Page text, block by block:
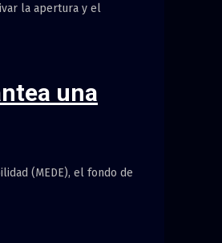
la apertura y el
una
(MEDE), el fondo de